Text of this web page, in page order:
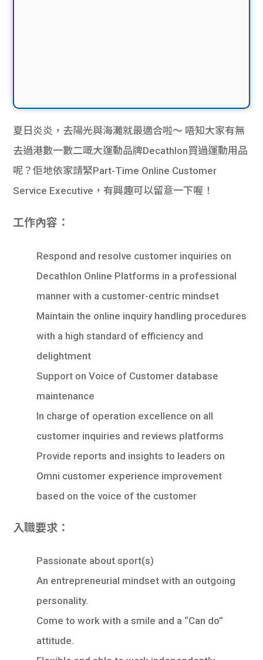
夏日炎炎，去陽光與海灘就最適合啦～ 唔知大家有無
去過港數一數二嘅大運動品牌Decathlon買過運動用品
呢？佢地依家請緊Part-Time Online Customer
Service Executive，有興趣可以留意一下喔！
工作內容：
Respond and resolve customer inquiries on
Decathlon Online Platforms in a professional
manner with a customer-centric mindset
Maintain the online inquiry handling procedures
with a high standard of efficiency and
delightment
Support on Voice of Customer database
maintenance
In charge of operation excellence on all
customer inquiries and reviews platforms
Provide reports and insights to leaders on
Omni customer experience improvement
based on the voice of the customer
入職要求：
Passionate about sport(s)
An entrepreneurial mindset with an outgoing
personality.
Come to work with a smile and a “Can do”
attitude.